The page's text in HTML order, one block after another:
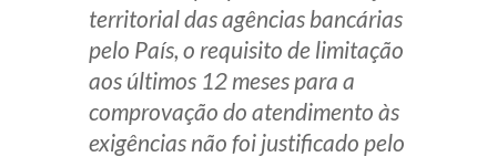
territorial das agências bancárias
pelo País, o requisito de limitação
aos últimos 12 meses para a
comprovação do atendimento às
exigências não foi justificado pelo